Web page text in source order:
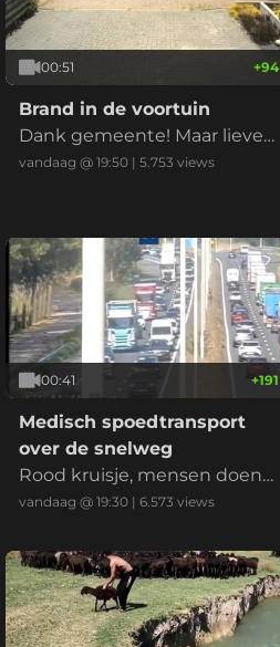
00:51 +94
Brand in de voortuin
Dank gemeente! Maar liever
niet nu met de droogte
vandaag @ 19:50 |5.753 views
00:41 +191
Medisch spoedtransport
over de snelweg
Rood kruisje, mensen doen
normaal, ambu erlangs, klaar
vandaag @ 19:30 |6.573 views